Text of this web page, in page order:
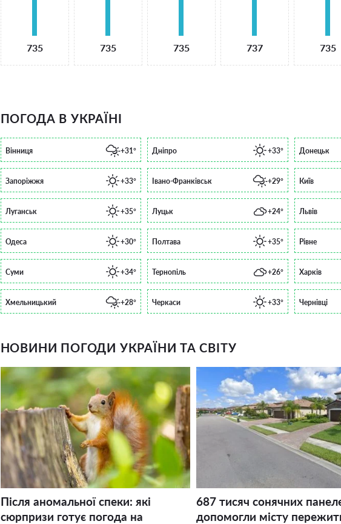
735 735 735 737 735
ПОГОДА В УКРАЇНІ
Вінниця +31° Дніпро +33° Донецьк
Запоріжжя +33° Івано-Франківськ +29° Київ
Луганськ +35° Луцьк +24° Львів
Одеса +30° Полтава +35° Рівне
Суми +34° Тернопіль +26° Харків
Хмельницький +28° Черкаси +33° Чернівці
НОВИНИ ПОГОДИ УКРАЇНИ ТА СВІТУ
Після аномальної спеки: які
сюрпризи готує погода на
687 тисяч сонячних
допомогли місту